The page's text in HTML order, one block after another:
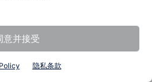
意并接受
隐私条款